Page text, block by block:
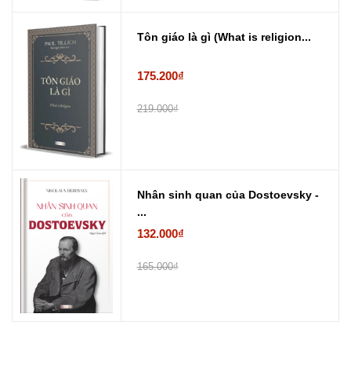
Tôn giáo là gì (What is religion...
175.200₫
219.000₫
Nhân sinh quan của Dostoevsky -
...
132.000₫
165.000₫